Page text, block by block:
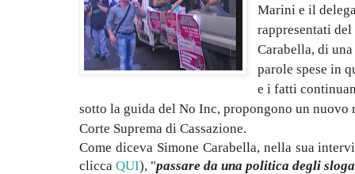
Marini e il
rappresentati
Carabella, di
parole spese in
e i fatti
sotto la guida del No Inc, propongono un nuovo
Corte Suprema di Cassazione.
Come diceva Simone Carabella, nella sua
clicca QUI), "passare da una politica degli